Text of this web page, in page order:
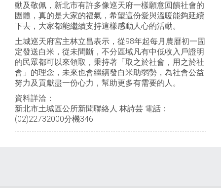
動及敬佩，新北市有許多像巡天府一樣願意回饋社會的
團體，真的是大家的福氣，希望這份愛與溫暖能夠延續
下去，大家都能繼續支持這樣感動人心的活動。
土城巡天府宮主林立昌表示，從98年起每月農曆初一固
定發送白米，從未間斷，不分區域凡有中低收入戶證明
的民眾都可以來領取，秉持著「取之於社會，用之於社
會」的理念，未來也會繼續發白米助弱勢，為社會公益
努力及貢獻盡一份心力，幫助更多有需要的人。
資料詳洽：
新北市土城區公所新聞聯絡人 林詩芸 電話：
(02)22732000分機346